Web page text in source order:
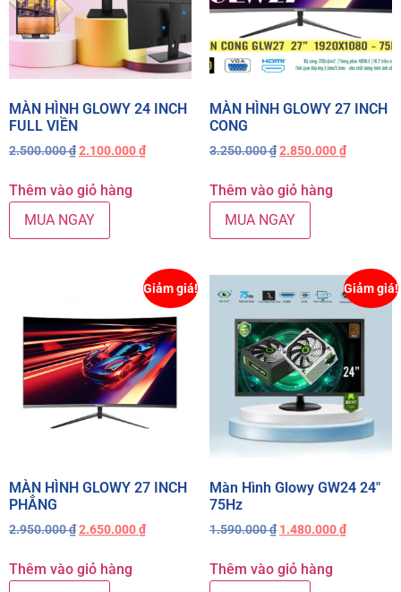
MÀN HÌNH GLOWY 24 INCH
FULL VIỀN
2.500.000₫2.100.000₫
Thêm vào giỏ hàng
MUA NGAY
MÀN HÌNH GLOWY 27 INCH
CONG
3.250.000₫2.850.000₫
Thêm vào giỏ hàng
MUA NGAY
Giảm giá!
MÀN HÌNH GLOWY 27 INCH
PHẲNG
2.950.000₫2.650.000₫
Thêm vào giỏ hàng
Giảm giá!
Màn Hình Glowy GW24 24″
75Hz
1.590.000₫ 1.480.000₫
Thêm vào giỏ hàng